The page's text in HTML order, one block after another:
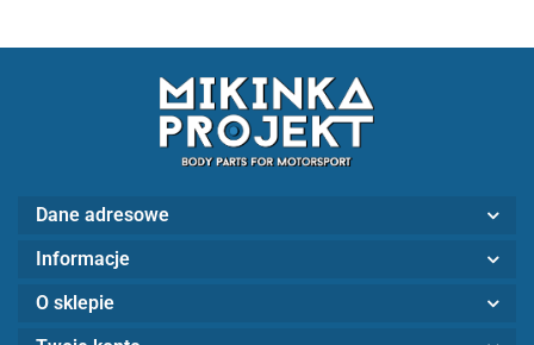
Dane adresowe
Informacje
O sklepie